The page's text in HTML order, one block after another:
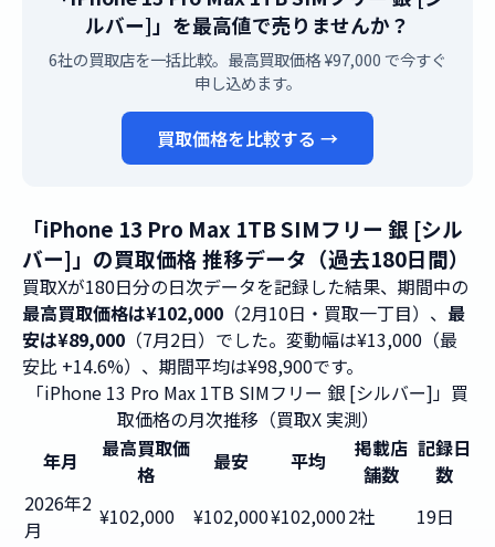
ルバー]」を最高値で売りませんか？
6社の買取店を一括比較。最高買取価格 ¥97,000 で今すぐ
申し込めます。
買取価格を比較する →
「iPhone 13 Pro Max 1TB SIMフリー 銀 [シル
バー]」の買取価格 推移データ（過去180日間）
買取Xが180日分の日次データを記録した結果、期間中の
最高買取価格は¥102,000 （2月10日・買取一丁目）、 最
安は¥89,000 （7月2日）でした。変動幅は¥13,000（最
安比 +14.6%）、期間平均は¥98,900です。
「iPhone 13 Pro Max 1TB SIMフリー 銀 [シルバー]」買
取価格の月次推移（買取X 実測）
年月
最高買取価
格
最安 平均
掲載店
舗数
記録日
数
2026年2
月
¥102,000 ¥102,000¥102,0002社
19日